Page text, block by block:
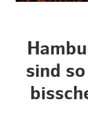
sind